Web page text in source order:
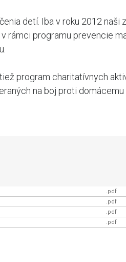
detí. Iba v roku 2012 naši
rámci programu prevencie
program charitatívnych
na boj proti
.pdf
.pdf
.pdf
.pdf